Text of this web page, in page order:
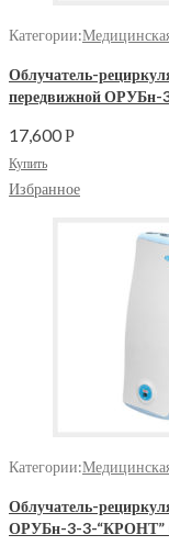
Категории:
Облучатель-
передвижной
17,600Р
Купить
Избранное
Категории:
Облучатель-
ОРУБн-3-3-“КРОНТ”